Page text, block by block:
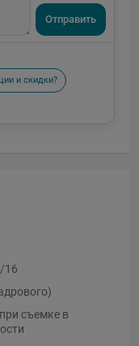
Отправить
и скидки?
16
съемке в